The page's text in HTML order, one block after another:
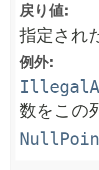
戻り値:
指定され
例外:
数をこの